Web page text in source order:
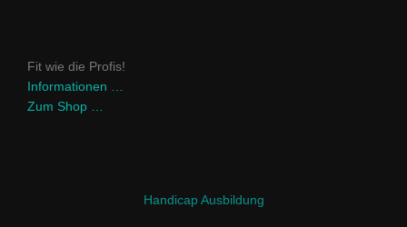
Fit wie die Profis!
Informationen …
Zum Shop …
Handicap Ausbildung